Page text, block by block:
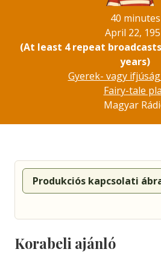
40 minutes
April 22,
(At least 4 repeat
years)
Gyerek- vagy
Fairy-tale
Magyar
Produkciós kapcsolati
Korabeli ajánló